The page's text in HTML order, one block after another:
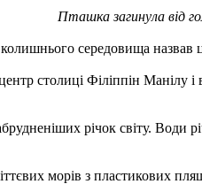
Пташка загинула від
середовища назвав
столиці Філіппін
річок світу.
морів з пластикових